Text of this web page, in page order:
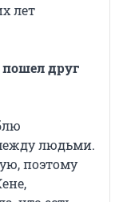
лет
друг
людьми.
поэтому